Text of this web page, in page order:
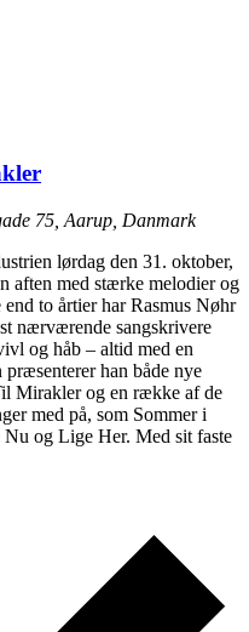
75, Aarup, Danmark
lørdag den 31. oktober,
aften med stærke melodier og
to årtier har Rasmus Nøhr
nærværende sangskrivere
og håb – altid med en
han både nye
Mirakler og en række af de
med på, som Sommer i
og Lige Her. Med sit faste